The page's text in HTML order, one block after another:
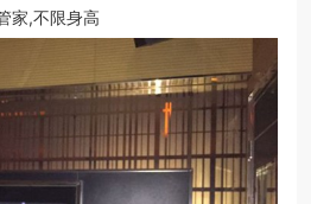
家,不限身高